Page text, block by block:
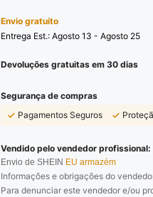
Envio gratuito
Entrega Est.: Agosto 13 - Agosto 25
Devoluções gratuitas em 30 dias
Segurança de compras
Pagamentos Seguros
Vendido pelo vendedor profissional:
Envio de SHEIN EU armazém
Informações e obrigações do
Para denunciar este vendedor e/ou